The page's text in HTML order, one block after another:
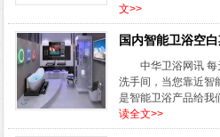
文>>
国内智能卫浴空
中华卫浴网讯
洗手间，当您靠近智
是智能卫浴产品给我
读全文>>